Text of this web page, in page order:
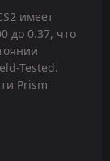
имеет
до 0.37, что
Tested.
Prism